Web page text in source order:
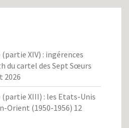
XIV) : ingérences
du cartel des Sept Sœurs
2026
XIII) : les Etats-Unis
Orient (1950-1956) 12